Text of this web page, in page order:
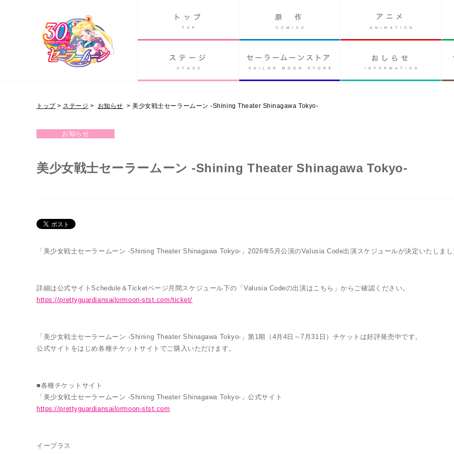
90's アニメPAST ANIME
トップ> ステージ > お知らせ >美少女戦士セーラームーン -Shining Theater Shinagawa Tokyo-
お知らせ
美少女戦士セーラームーン -Shining Theater Shinagawa Tokyo-
「美少女戦士セーラームーン -Shining Theater Shinagawa Tokyo-」2026年5月公演のValusia Code出演スケジュールが決定いたしま
詳細は公式サイトSchedule＆Ticketページ月間スケジュール下の「Valusia Codeの出演はこちら」からご確認ください。
https://prettyguardiansailormoon-stst.com/ticket/
「美少女戦士セーラームーン -Shining Theater Shinagawa Tokyo-」第1期（4月4日～7月31日）チケットは好評発売中です。
公式サイトをはじめ各種チケットサイトでご購入いただけます。
■各種チケットサイト
「美少女戦士セーラームーン -Shining Theater Shinagawa Tokyo-」公式サイト
https://prettyguardiansailormoon-stst.com
イープラス
NOGIZAKA46 VER.
THE SUPER LIVE